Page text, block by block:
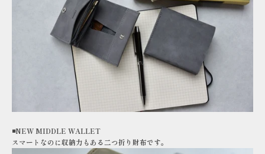
◾️NEW MIDDLE WALLET
スマートなのに収納力もある二つ折り財布です。